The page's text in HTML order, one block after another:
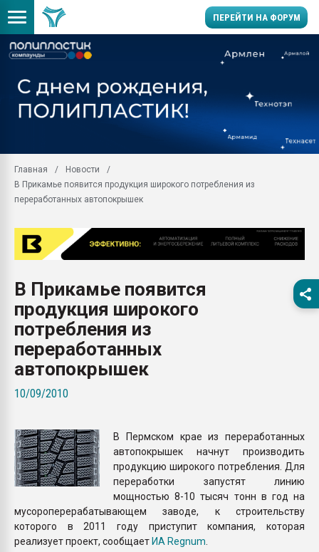
ПЕРЕЙТИ НА ФОРУМ
заводу пластмасс"
28.07.2026
первый план в
28.07.2026
ситуацией на
Главная
Новости
В Прикамье появится продукция широкого потребления из
переработанных автопокрышек
В Прикамье появится
продукция широкого
потребления из
переработанных
автопокрышек
10/09/2010
В Пермском крае из переработанных
автопокрышек начнут производить
продукцию широкого потребления. Для
переработки запустят линию
мощностью 8-10 тысяч тонн в год на
мусороперерабатывающем заводе, к строительству
которого в 2011 году приступит компания, которая
реализует проект, сообщаетИА Regnum